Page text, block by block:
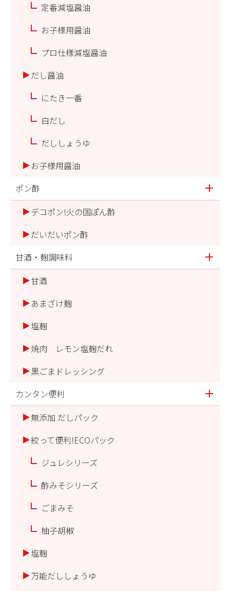
定番減塩醤油
お子様用醤油
プロ仕様減塩醤油
だし醤油
にたき一番
白だし
だししょうゆ
お子様用醤油
ポン酢
デコポン!火の国ぽん酢
だいだいポン酢
甘酒・麹調味料
甘酒
あまざけ麹
塩麹
焼肉 レモン塩麹だれ
黒ごまドレッシング
カンタン便利
無添加 だしパック
絞って便利!ECOパック
ジュレシリーズ
酢みそシリーズ
ごまみそ
柚子胡椒
塩麹
万能だししょうゆ